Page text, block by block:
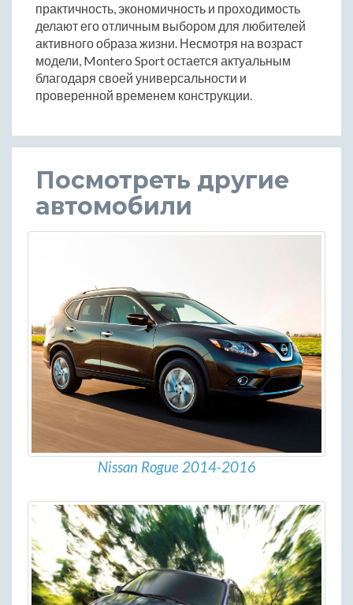
практичность, экономичность и проходимость
делают его отличным выбором для любителей
активного образа жизни. Несмотря на возраст
модели, Montero Sport остается актуальным
благодаря своей универсальности и
проверенной временем конструкции.
Посмотреть другие
автомобили
Nissan Rogue 2014-2016